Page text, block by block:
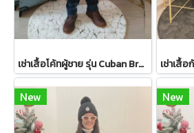
เช่าเสื้อโค้ทผู้ชาย รุ่น Cuban Brown Sand Double Breasted Coat 2107GCL1133FABR1
New New